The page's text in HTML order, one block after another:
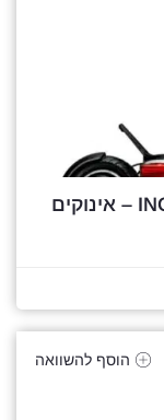
קורקינט חשמלי INOKIM OX White – אינוקים
הוסף להשוואה